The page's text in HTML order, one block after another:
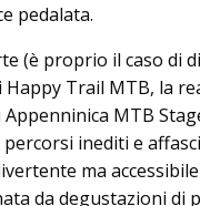
pedalata.
(è proprio il caso di
Trail MTB, la
Appenninica MTB
inediti e
ma
da degustazioni di